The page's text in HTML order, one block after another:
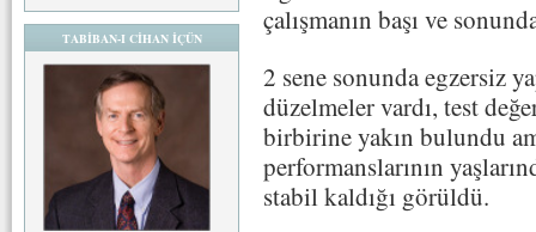
TABİBAN-I CİHAN İÇÜN
çalışmanın başı ve
2 sene sonunda egzersiz
düzelmeler vardı, test
birbirine yakın bulundu
performanslarının
stabil kaldığı görüldü.